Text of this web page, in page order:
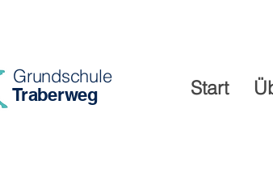
Grundschule
Traberweg Start